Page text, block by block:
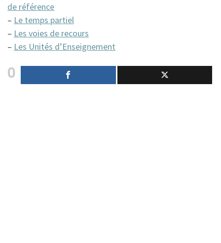
de référence
– Le temps partiel
– Les voies de recours
– Les Unités d’Enseignement
0